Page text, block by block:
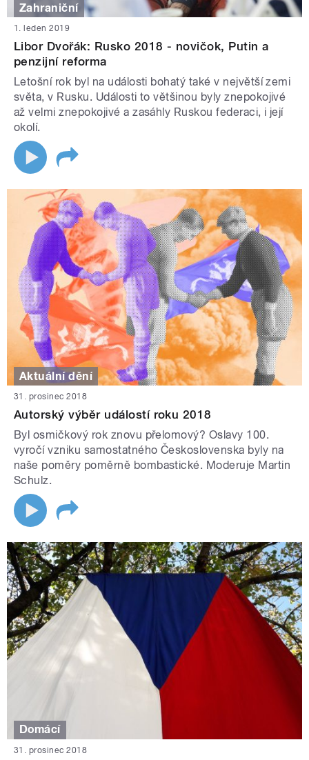
Zahraniční
1. leden 2019
Libor Dvořák: Rusko 2018 - novičok, Putin a
penzijní reforma
Letošní rok byl na události bohatý také v největší zemi
světa, v Rusku. Události to většinou byly znepokojivé
až velmi znepokojivé a zasáhly Ruskou federaci, i její
okolí.
Aktuální dění
31. prosinec 2018
Autorský výběr událostí roku 2018
Byl osmičkový rok znovu přelomový? Oslavy 100.
vyročí vzniku samostatného Československa byly na
naše poměry poměrně bombastické. Moderuje Martin
Schulz.
Domácí
31. prosinec 2018